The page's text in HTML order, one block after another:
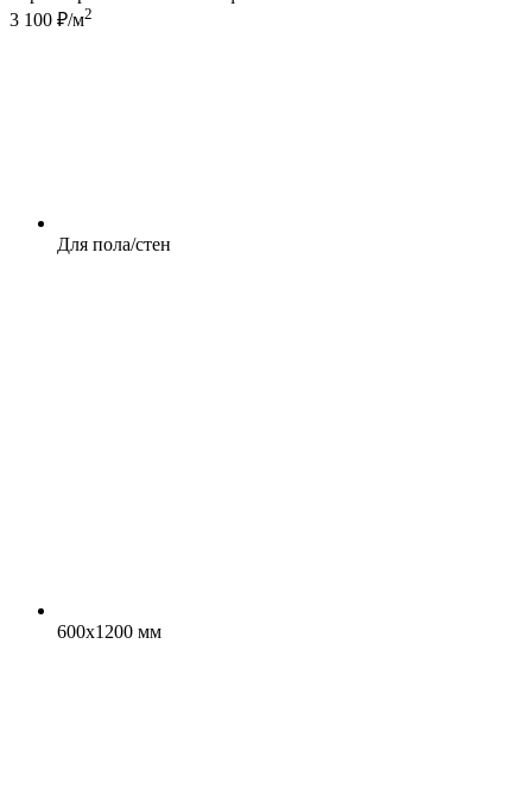
3 100 ₽/м2
Для пола/стен
600x1200 мм